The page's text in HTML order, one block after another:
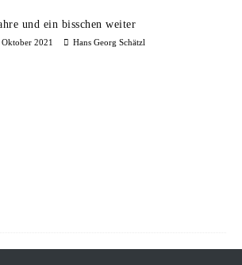
und ein bisschen weiter
2021 Hans Georg Schätzl